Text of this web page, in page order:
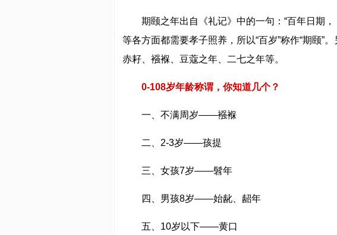
期颐之年出自《礼记》中的一句：“百年日期
等各方面都需要孝子照养，所以“百岁”称作“期颐”
赤耔、襁褓、豆蔻之年、二七之年等。
0-108岁年龄称谓，你知道几个？
一、不满周岁——襁褓
二、2-3岁——孩提
三、女孩7岁——髫年
四、男孩8岁——始龀、龆年
五、10岁以下——黄口